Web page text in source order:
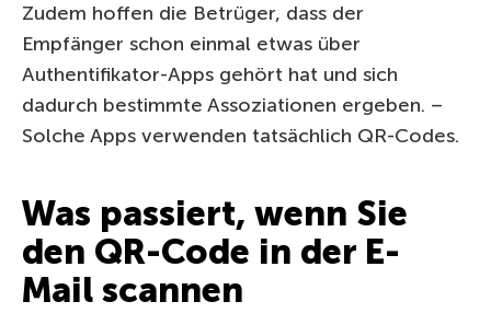
Zudem hoffen die Betrüger, dass der
Empfänger schon einmal etwas über
Authentifikator-Apps gehört hat und sich
dadurch bestimmte Assoziationen ergeben. –
Solche Apps verwenden tatsächlich QR-Codes.
Was passiert, wenn Sie
den QR-Code in der E-
Mail scannen